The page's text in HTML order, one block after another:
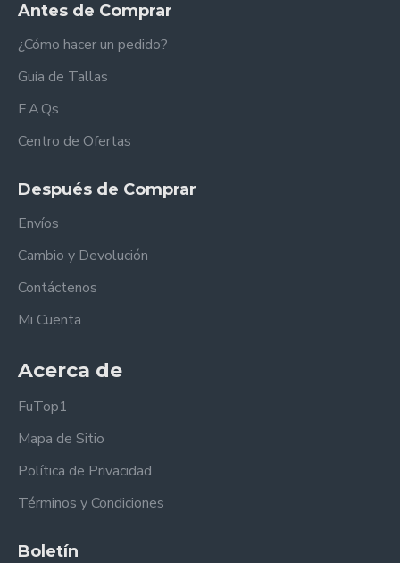
Antes de Comprar
¿Cómo hacer un pedido?
Guía de Tallas
F.A.Qs
Centro de Ofertas
Después de Comprar
Envíos
Cambio y Devolución
Contáctenos
Mi Cuenta
Acerca de
FuTop1
Mapa de Sitio
Política de Privacidad
Términos y Condiciones
Boletín